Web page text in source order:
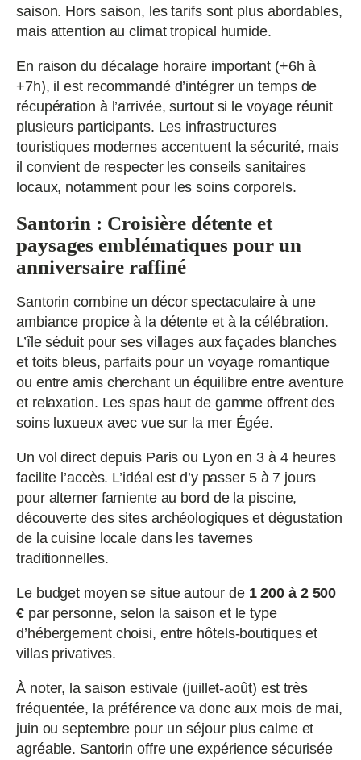
saison. Hors saison, les tarifs sont plus abordables,
mais attention au climat tropical humide.
En raison du décalage horaire important (+6h à
+7h), il est recommandé d’intégrer un temps de
récupération à l’arrivée, surtout si le voyage réunit
plusieurs participants. Les infrastructures
touristiques modernes accentuent la sécurité, mais
il convient de respecter les conseils sanitaires
locaux, notamment pour les soins corporels.
Santorin : Croisière détente et
paysages emblématiques pour un
anniversaire raffiné
Santorin combine un décor spectaculaire à une
ambiance propice à la détente et à la célébration.
L’île séduit pour ses villages aux façades blanches
et toits bleus, parfaits pour un voyage romantique
ou entre amis cherchant un équilibre entre aventure
et relaxation. Les spas haut de gamme offrent des
soins luxueux avec vue sur la mer Égée.
Un vol direct depuis Paris ou Lyon en 3 à 4 heures
facilite l’accès. L’idéal est d’y passer 5 à 7 jours
pour alterner farniente au bord de la piscine,
découverte des sites archéologiques et dégustation
de la cuisine locale dans les tavernes
traditionnelles.
Le budget moyen se situe autour de 1 200 à 2 500
€par personne, selon la saison et le type
d’hébergement choisi, entre hôtels-boutiques et
villas privatives.
À noter, la saison estivale (juillet-août) est très
fréquentée, la préférence va donc aux mois de mai,
juin ou septembre pour un séjour plus calme et
agréable. Santorin offre une expérience sécurisée